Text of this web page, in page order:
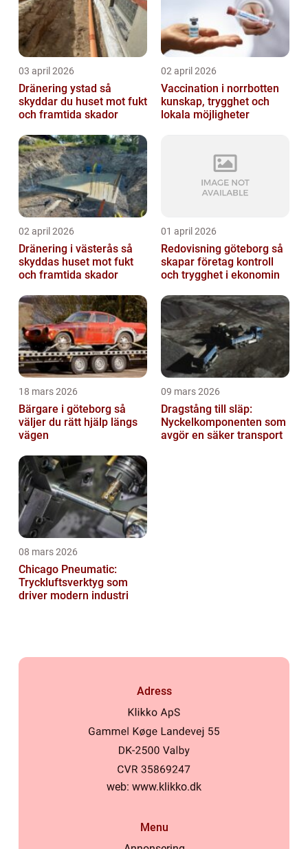
03 april 2026
Dränering ystad så
skyddar du huset mot fukt
och framtida skador
02 april 2026
Vaccination i norrbotten
kunskap, trygghet och
lokala möjligheter
02 april 2026
Dränering i västerås så
skyddas huset mot fukt
och framtida skador
01 april 2026
Redovisning göteborg så
skapar företag kontroll
och trygghet i ekonomin
18 mars 2026
Bärgare i göteborg så
väljer du rätt hjälp längs
vägen
09 mars 2026
Dragstång till släp:
Nyckelkomponenten som
avgör en säker transport
08 mars 2026
Chicago Pneumatic:
Tryckluftsverktyg som
driver modern industri
Adress
web: www.klikko.dk
Menu